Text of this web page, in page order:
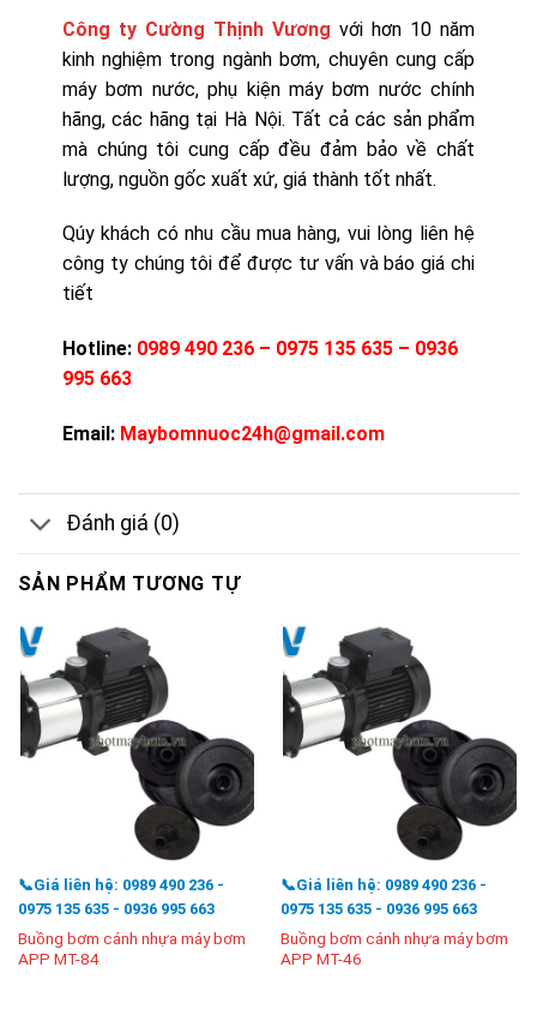
Công ty Cường Thịnh Vương với hơn 10 năm
kinh nghiệm trong ngành bơm, chuyên cung cấp
máy bơm nước, phụ kiện máy bơm nước chính
hãng, các hãng tại Hà Nội. Tất cả các sản phẩm
mà chúng tôi cung cấp đều đảm bảo về chất
lượng, nguồn gốc xuất xứ, giá thành tốt nhất.
Qúy khách có nhu cầu mua hàng, vui lòng liên hệ
công ty chúng tôi để được tư vấn và báo giá chi
tiết
Hotline:0989 490 236 – 0975 135 635 – 0936
995 663
Email: Maybomnuoc24h@gmail.com
Đánh giá (0)
SẢN PHẨM TƯƠNG TỰ
📞Giá liên hệ: 0989 490 236 -
0975 135 635 - 0936 995 663
Buồng bơm cánh nhựa máy bơm
APP MT-84
📞Giá liên hệ: 0989 490 236 -
0975 135 635 - 0936 995 663
Buồng bơm cánh nhựa máy bơm
APP MT-46